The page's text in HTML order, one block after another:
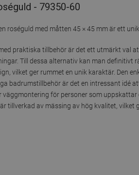
- 79350-60
roséguld med måtten 45 × 45 mm är ett
praktiska tillbehör är det ett utmärkt
Till dessa alternativ kan man
vilket ger rummet en unik karaktär. Den
badrumstillbehör är det en intressant idé
för personer som
tillverkad av mässing av hög kvalitet,